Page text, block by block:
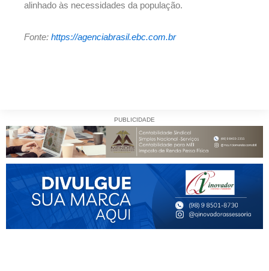
alinhado às necessidades da população.
Fonte: https://agenciabrasil.ebc.com.br
PUBLICIDADE